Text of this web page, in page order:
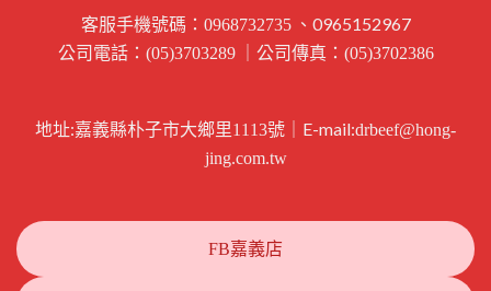
客服手機號碼： 0968732735、0965152967
公司電話： (05)3703289｜公司傳真： (05)3702386
地址:嘉義縣朴子市大鄉里1113號 ｜E-mail:drbeef@hong-
jing.com.tw
FB嘉義店